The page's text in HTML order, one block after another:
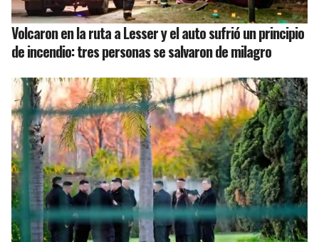
Volcaron en la ruta a Lesser y el auto sufrió un principio
de incendio: tres personas se salvaron de milagro